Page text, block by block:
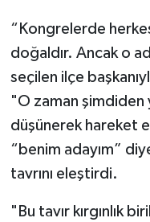
“Kongrelerde
doğaldır. Ancak o
seçilen ilçe
"O zaman şimdiden
düşünerek hareket
“benim adayım”
tavrını eleştirdi.
"Bu tavır kırgınlık